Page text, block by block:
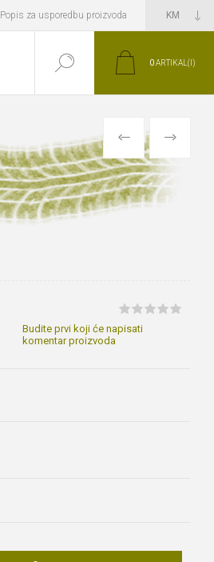
Popis za usporedbu proizvoda
0ARTIKAL(I)
PRETHODNI
SLIJEDEĆI
Budite prvi koji će napisati
komentar proizvoda